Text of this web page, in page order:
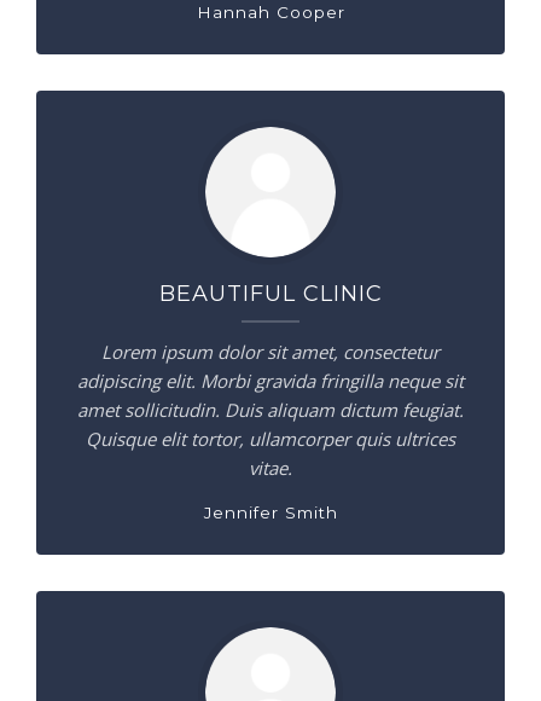
Hannah Cooper
BEAUTIFUL CLINIC
Lorem ipsum dolor sit amet, consectetur
adipiscing elit. Morbi gravida fringilla neque sit
amet sollicitudin. Duis aliquam dictum feugiat.
Quisque elit tortor, ullamcorper quis ultrices
vitae.
Jennifer Smith